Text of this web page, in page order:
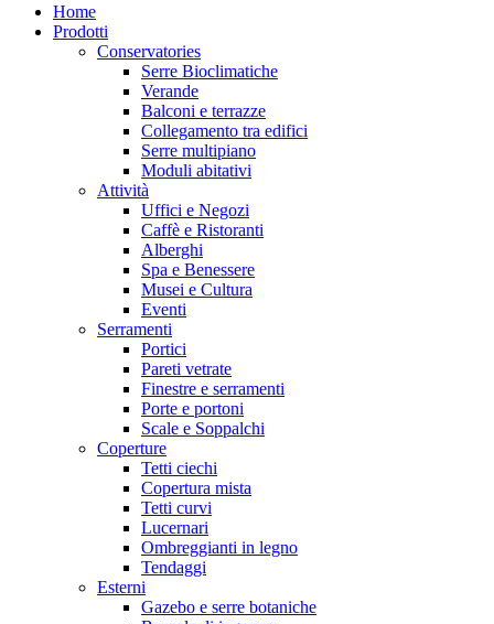
Home
Prodotti
Conservatories
Serre Bioclimatiche
Verande
Balconi e terrazze
Collegamento tra edifici
Serre multipiano
Moduli abitativi
Attività
Uffici e Negozi
Caffè e Ristoranti
Alberghi
Spa e Benessere
Musei e Cultura
Eventi
Serramenti
Portici
Pareti vetrate
Finestre e serramenti
Porte e portoni
Scale e Soppalchi
Coperture
Tetti ciechi
Copertura mista
Tetti curvi
Lucernari
Ombreggianti in legno
Tendaggi
Esterni
Gazebo e serre botaniche